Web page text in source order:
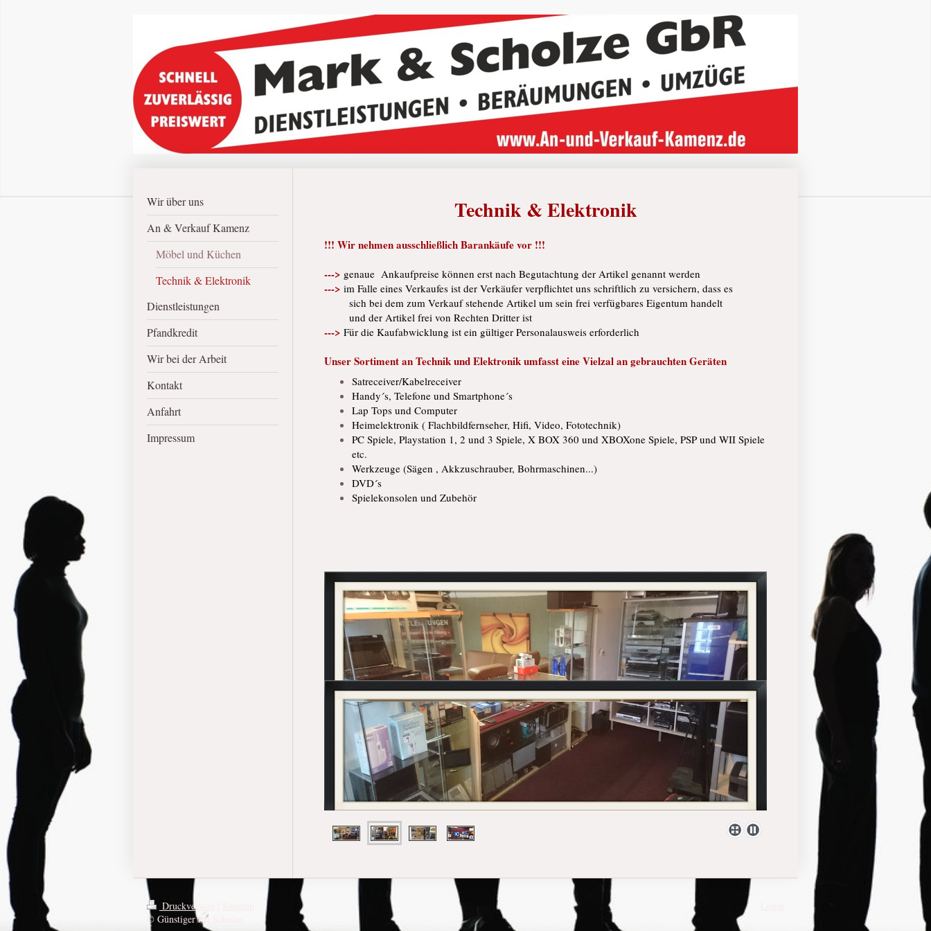
Wir über uns
An & Verkauf Kamenz
Möbel und Küchen
Technik & Elektronik
Dienstleistungen
Pfandkredit
Wir bei der Arbeit
Kontakt
Anfahrt
Impressum
Technik & Elektronik
!!! Wir nehmen ausschließlich Barankäufe vor !!!
---> genaue Ankaufpreise können erst nach Begutachtung der Artikel genannt werden
---> im Falle eines Verkaufes ist der Verkäufer verpflichtet uns schriftlich zu versichern, dass es
sich bei dem zum Verkauf stehende Artikel um sein frei verfügbares Eigentum handelt
und der Artikel frei von Rechten Dritter ist
---> Für die Kaufabwicklung ist ein gültiger Personalausweis erforderlich
Unser Sortiment an Technik und Elektronik umfasst eine Vielzal an gebrauchten Geräten
Satreceiver/Kabelreceiver
Handy´s, Telefone und Smartphone´s
Lap Tops und Computer
Heimelektronik ( Flachbildfernseher, Hifi, Video, Fototechnik)
PC Spiele, Playstation 1, 2 und 3 Spiele, X BOX 360 und XBOXone Spiele, PSP und WII Spiele
etc.
Werkzeuge (Sägen , Akkzuschrauber, Bohrmaschinen...)
DVD´s
Spielekonsolen und Zubehör
Druckversion
© Günstiger bei Scholze